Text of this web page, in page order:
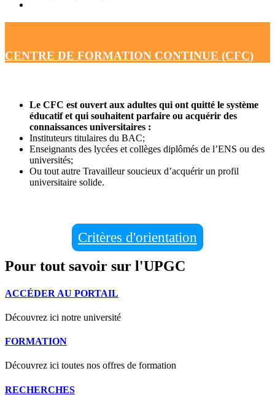
CENTRE DE FORMATION CONTINUE (CFC)
Le CFC est ouvert aux adultes qui ont quitté le système
éducatif et qui souhaitent parfaire ou acquérir des
connaissances universitaires :
Instituteurs titulaires du BAC;
Enseignants des lycées et collèges diplômés de l’ENS ou des
universités;
Ou tout autre Travailleur soucieux d’acquérir un profil
universitaire solide.
Critères d'orientation
Pour tout savoir sur l'UPGC
ACCÉDER AU PORTAIL
Découvrez ici notre université
FORMATION
Découvrez ici toutes nos offres de formation
RECHERCHES